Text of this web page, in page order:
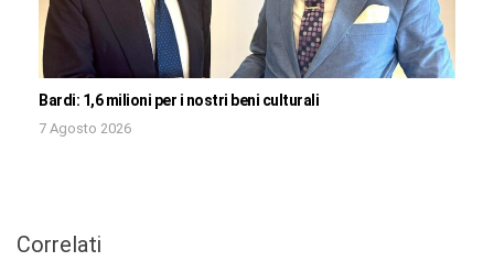
Bardi: 1,6 milioni per i nostri beni culturali
7 Agosto 2026
Correlati